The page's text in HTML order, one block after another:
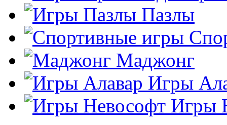
Пазлы
Маджонг
Игры
Игры